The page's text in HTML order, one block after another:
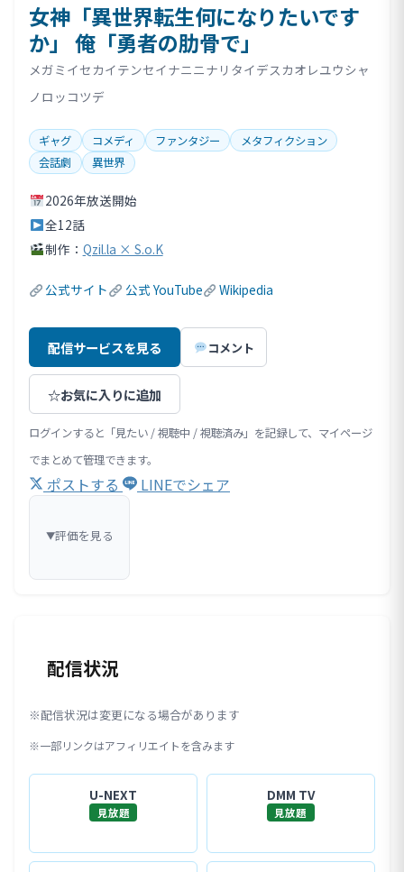
女神「異世界転生何になりたいです
か」 俺「勇者の肋骨で」
メガミイセカイテンセイナニニナリタイデスカオレユウシャ
ノロッコツデ
ギャグ コメディ ファンタジー
メタフィクション
会話劇
異世界
2026年放送開始
全12話
制作： Qzil.la × S.o.K
公式サイト 公式 YouTube Wikipedia
配信サービスを見る コメント
☆お気に入りに追加
ログインすると「見たい / 視聴中 / 視聴済み」を記録して、マイページ
でまとめて管理できます。
ポストする LINEでシェア
▼評価を見る
配信状況
※配信状況は変更になる場合があります
※一部リンクはアフィリエイトを含みます
U-NEXT
見放題
DMM TV
見放題